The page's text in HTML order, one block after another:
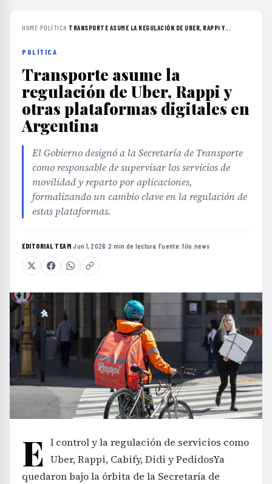
HOME›POLÍTICA›TRANSPORTE ASUME LA REGULACIÓN DE UBER, RAPPI Y...
POLÍTICA
Transporte asume la
regulación de Uber, Rappi y
otras plataformas digitales en
Argentina
El Gobierno designó a la Secretaría de Transporte
como responsable de supervisar los servicios de
movilidad y reparto por aplicaciones,
formalizando un cambio clave en la regulación de
estas plataformas.
EDITORIAL TEAM·Jun 1, 2026 ·2 min de lectura ·Fuente:filo.news
E l control y la regulación de servicios como
Uber, Rappi, Cabify, Didi y PedidosYa
quedaron bajo la órbita de la Secretaría de